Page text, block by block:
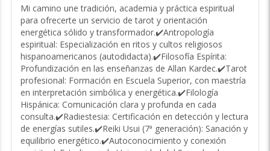
Trabajo y finanzas: claridad para alcanzar
estabilidad y éxito.
Crecimiento personal:desbloqueo de tu potencial
y conexión con tu esencia.
Por qué elegir mi consulta:
✔ Enfoque único:combino el tarot tradicional con mi
sensibilidad natural para ofrecer lecturas profundas y
personalizadas.
✔ Honestidad y empatía: respuestas claras con respeto
y calidez humana.
Mi camino une tradición, academia y práctica espiritual
para ofrecerte un servicio de tarot y orientación
energética sólido y transformador.✔️​Antropología
espiritual: Especialización en ritos y cultos religiosos
hispanoamericanos (autodidacta).✔️​Filosofía Espírita:
Profundización en las enseñanzas de Allan Kardec.✔️​Tarot
profesional: Formación en Escuela Superior, con maestría
en interpretación simbólica y energética.✔️​Filología
Hispánica: Comunicación clara y profunda en cada
consulta.✔️​Radiestesia: Certificación en detección y lectura
de energías sutiles.✔️​Reiki Usui (7ª generación): Sanación y
equilibrio energético.✔️​Autoconocimiento y conexión